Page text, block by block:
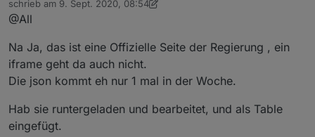
schrieb am 9. Sept. 2020, 08:54
zuletzt editiert von sigi2349. Sept. 2020, 10:57
@All
Na Ja, das ist eine Offizielle Seite der Regierung , ein
iframe geht da auch nicht.
Die json kommt eh nur 1 mal in der Woche.
Hab sie runtergeladen und bearbeitet, und als Table
eingefügt.